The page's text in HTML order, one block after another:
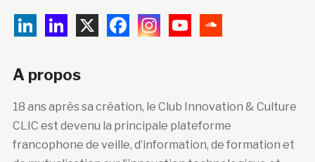
A propos
18 ans après sa création, le Club Innovation & Culture
CLIC est devenu la principale plateforme
francophone de veille, d’information, de formation et